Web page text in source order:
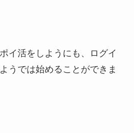
イ活をしようにも、ログイ
うでは始めることができま